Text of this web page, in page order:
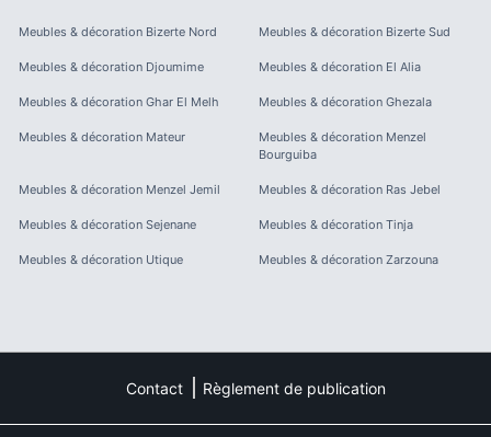
Meubles & décoration Bizerte Nord Meubles & décoration Bizerte Sud
Meubles & décoration Djoumime Meubles & décoration El Alia
Meubles & décoration Ghar El Melh Meubles & décoration Ghezala
Meubles & décoration Mateur Meubles & décoration Menzel
Bourguiba
Meubles & décoration Menzel Jemil Meubles & décoration Ras Jebel
Meubles & décoration Sejenane Meubles & décoration Tinja
Meubles & décoration Utique Meubles & décoration Zarzouna
Contact Règlement de publication